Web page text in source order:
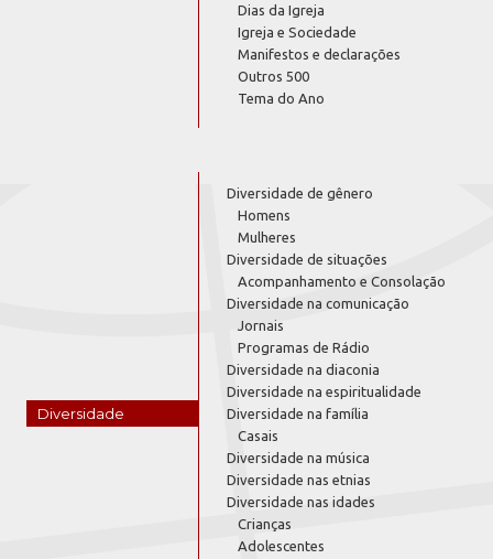
Dias da Igreja
Igreja e Sociedade
Manifestos e declarações
Outros 500
Tema do Ano
Diversidade
Diversidade de gênero
Homens
Mulheres
Diversidade de situações
Acompanhamento e Consolação
Diversidade na comunicação
Jornais
Programas de Rádio
Diversidade na diaconia
Diversidade na espiritualidade
Diversidade na família
Casais
Diversidade na música
Diversidade nas etnias
Diversidade nas idades
Crianças
Adolescentes